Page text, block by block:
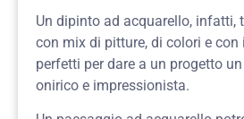
Un dipinto ad acquarello, infatti,
con mix di pitture, di colori e
perfetti per dare a un progetto
onirico e impressionista.